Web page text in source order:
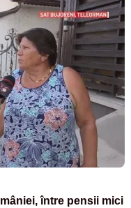
între pensii mici